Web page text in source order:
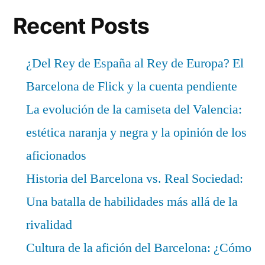
Recent Posts
¿Del Rey de España al Rey de Europa? El
Barcelona de Flick y la cuenta pendiente
La evolución de la camiseta del Valencia:
estética naranja y negra y la opinión de los
aficionados
Historia del Barcelona vs. Real Sociedad:
Una batalla de habilidades más allá de la
rivalidad
Cultura de la afición del Barcelona: ¿Cómo